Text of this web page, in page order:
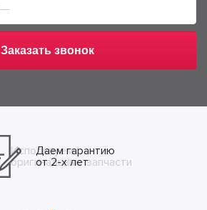
Заказать звонок
Даем гарантию
от 2-х лет